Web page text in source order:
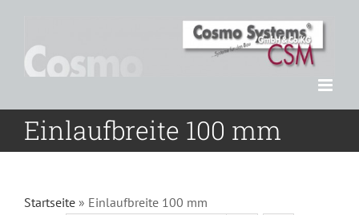
springen
Einlaufbreite 100 mm
Startseite » Einlaufbreite 100 mm